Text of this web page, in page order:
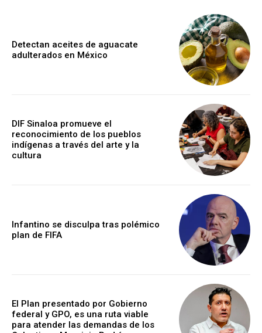
Detectan aceites de aguacate
adulterados en México
DIF Sinaloa promueve el
reconocimiento de los pueblos
indígenas a través del arte y la
cultura
Infantino se disculpa tras polémico
plan de FIFA
El Plan presentado por Gobierno
federal y GPO, es una ruta viable
para atender las demandas de los